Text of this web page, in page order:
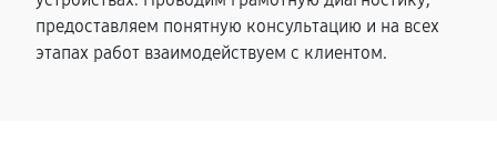
предоставляем понятную консультацию и на всех
этапах работ взаимодействуем с клиентом.